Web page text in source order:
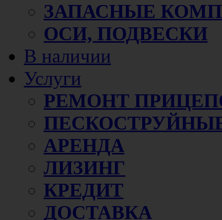
ЗАПАСНЫЕ
ОСИ, ПОДВЕСКИ
В наличии
Услуги
РЕМОНТ
АРЕНДА
ЛИЗИНГ
КРЕДИТ
ДОСТАВКА